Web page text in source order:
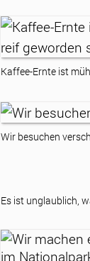
Kaffee-Ernte ist
Wir besuchen
Es ist unglaublich,